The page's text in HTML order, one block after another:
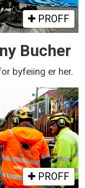
PROFF
Bucher
byfeiing er her.
PROFF